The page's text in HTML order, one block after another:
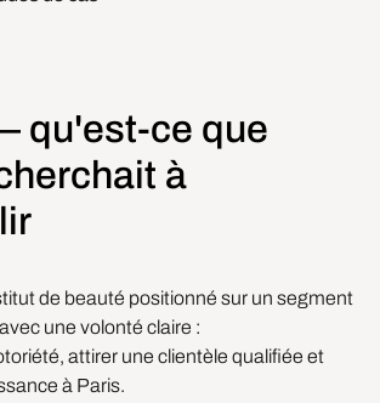
qu'est-ce que
à
de beauté positionné sur un segment
une volonté claire :
attirer une clientèle qualifiée et
à Paris.